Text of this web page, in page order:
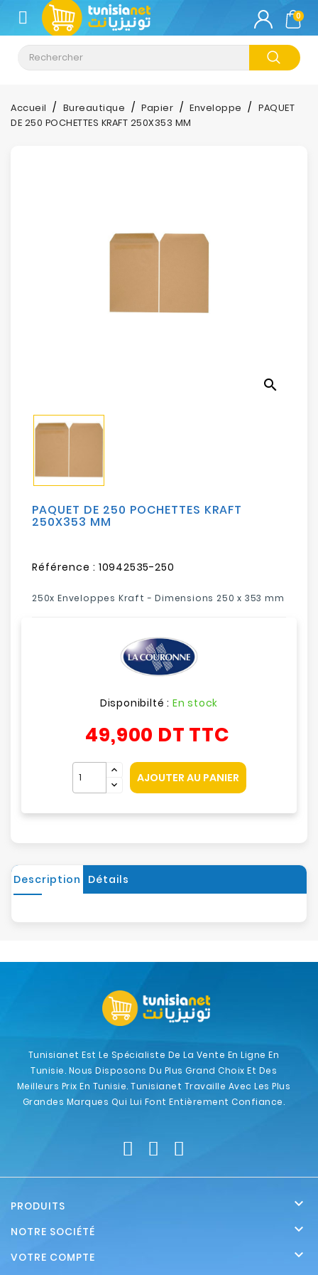
CATÉGORIE
Climatisation
Informatique
Sécurité
Mobilités
0
Accueil Bureautique Papier Enveloppe
PAQUET
DE 250 POCHETTES KRAFT 250X353 MM
search
PAQUET DE 250 POCHETTES KRAFT
250X353 MM
Référence : 10942535-250
250x Enveloppes Kraft - Dimensions 250 x 353 mm
Disponibilté : En stock
49,900 DT TTC
AJOUTER AU PANIER
Description Détails
Tunisianet Est Le Spécialiste De La Vente En Ligne En
Tunisie. Nous Disposons Du Plus Grand Choix Et Des
Meilleurs Prix En Tunisie. Tunisianet Travaille Avec Les Plus
Grandes Marques Qui Lui Font Entièrement Confiance.
PRODUITS 
NOTRE SOCIÉTÉ 
VOTRE COMPTE
